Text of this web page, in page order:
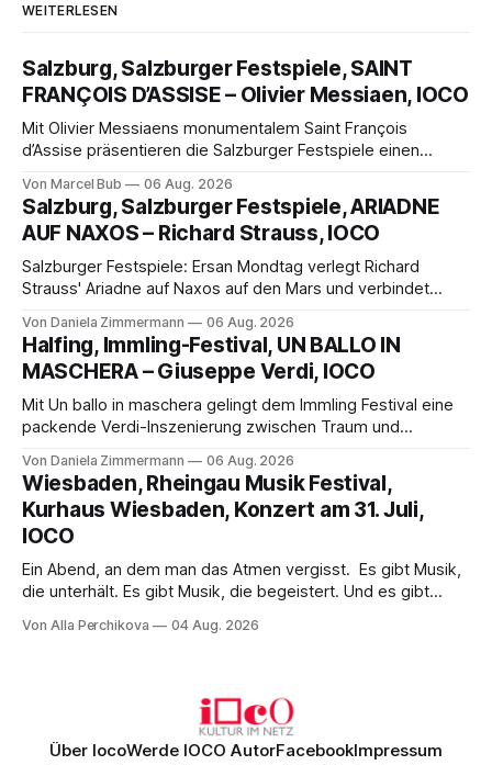
WEITERLESEN
Salzburg, Salzburger Festspiele, SAINT
FRANÇOIS D’ASSISE – Olivier Messiaen, IOCO
Mit Olivier Messiaens monumentalem Saint François
d’Assise präsentieren die Salzburger Festspiele einen
eine bildgewaltige Inszenierung, Maxime Pascal entfaltet
die komplexe Partitur eindrucksvoll, Philippe Sly berührt als
Franziskus.
Von Marcel Bub 06 Aug. 2026
Salzburg, Salzburger Festspiele, ARIADNE
AUF NAXOS – Richard Strauss, IOCO
Salzburger Festspiele: Ersan Mondtag verlegt Richard
Strauss' Ariadne auf Naxos auf den Mars und verbindet
Aufführung mit starken Solisten und den Wiener
Philharmonikern, szenisch bleibt der zweite Akt jedoch
hinter den Erwartungen zurück.
Von Daniela Zimmermann 06 Aug. 2026
Halfing, Immling-Festival, UN BALLO IN
MASCHERA – Giuseppe Verdi, IOCO
Mit Un ballo in maschera gelingt dem Immling Festival eine
packende Verdi-Inszenierung zwischen Traum und
psychologische Tiefe mit starken Bildern, getragen von
einem spielfreudigen Ensemble und einer musikalisch
überzeugenden Gesamtleistung.
Von Daniela Zimmermann 06 Aug. 2026
Wiesbaden, Rheingau Musik Festival,
Kurhaus Wiesbaden, Konzert am 31. Juli,
IOCO
Ein Abend, an dem man das Atmen vergisst. Es gibt Musik,
die unterhält. Es gibt Musik, die begeistert. Und es gibt
Genau so war der Abend im Kurhaus Wiesbaden, an dem
Von Alla Perchikova 04 Aug. 2026
Über IocoWerde IOCO AutorFacebookImpressum